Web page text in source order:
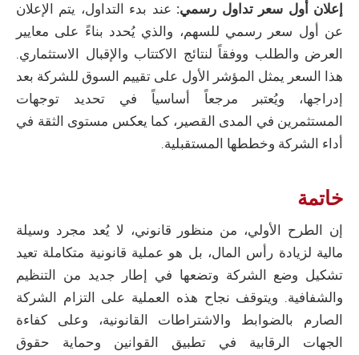
إعلان أول سعر تداول رسمي: عند بدء التداول، يتم الإعلان
عن أول سعر رسمي للسهم، والذي يُحدد بناءً على معايير
العرض والطلب ووفقاً لنتائج الاكتتاب والإقبال الاستثماري.
هذا السعر يمثل المؤشر الأول على تقييم السوق للشركة بعد
إدراجها، ويُعتبر مرجعاً أساسياً في تحديد توجهات
المستثمرين في المدى القصير، كما يعكس مستوى الثقة في
أداء الشركة وخططها المستقبلية.
خاتمة
إن الطرح الأولي، من منظور قانوني، لا يُعد مجرد وسيلة
مالية لزيادة رأس المال، بل هو عملية قانونية متكاملة تعيد
تشكيل وضع الشركة وتضعها في إطار جديد من التنظيم
والشفافية. ويتوقف نجاح هذه العملية على التزام الشركة
الصارم بالضوابط والاشتراطات القانونية، وعلى كفاءة
الجهات الرقابية في تطبيق القوانين وحماية حقوق